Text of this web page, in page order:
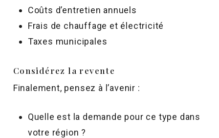
Coûts d’entretien annuels
Frais de chauffage et électricité
Taxes municipales
Considérez la revente
Finalement, pensez à l’avenir :
Quelle est la demande pour ce type dans
votre région ?